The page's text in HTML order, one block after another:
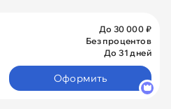
До 30 000 ₽
Без процентов
До 31 дней
Оформить